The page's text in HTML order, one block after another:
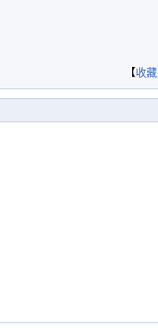
【收